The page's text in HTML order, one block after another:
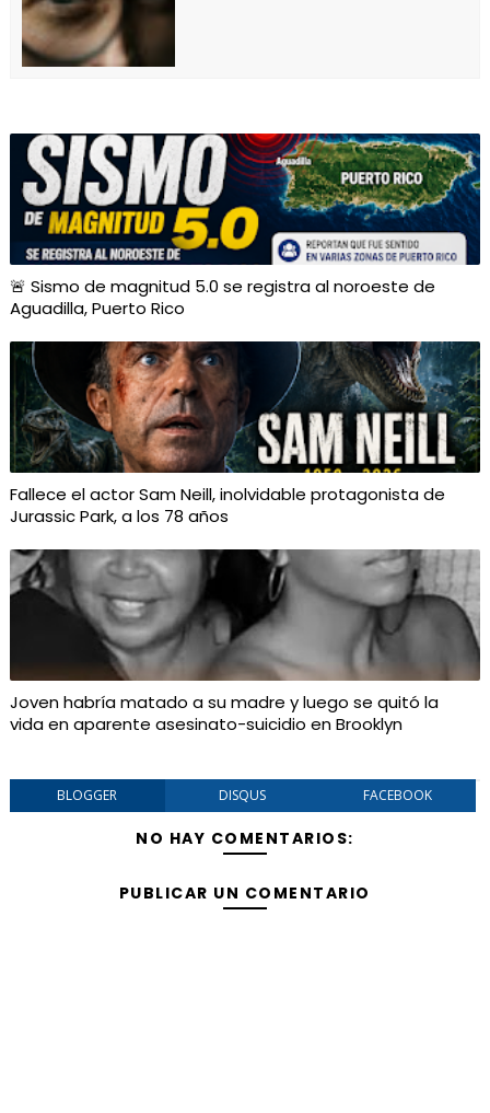
🚨 Sismo de magnitud 5.0 se registra al noroeste de
Aguadilla, Puerto Rico
Fallece el actor Sam Neill, inolvidable protagonista de
Jurassic Park, a los 78 años
Joven habría matado a su madre y luego se quitó la
vida en aparente asesinato-suicidio en Brooklyn
BLOGGER DISQUS FACEBOOK
NO HAY COMENTARIOS:
PUBLICAR UN COMENTARIO